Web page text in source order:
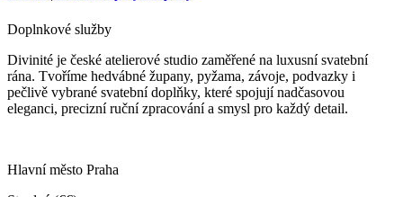
Doplnkové služby
Divinité je české atelierové studio zaměřené na luxusní svatební
rána. Tvoříme hedvábné župany, pyžama, závoje, podvazky i
pečlivě vybrané svatební doplňky, které spojují nadčasovou
eleganci, precizní ruční zpracování a smysl pro každý detail.
Hlavní město Praha